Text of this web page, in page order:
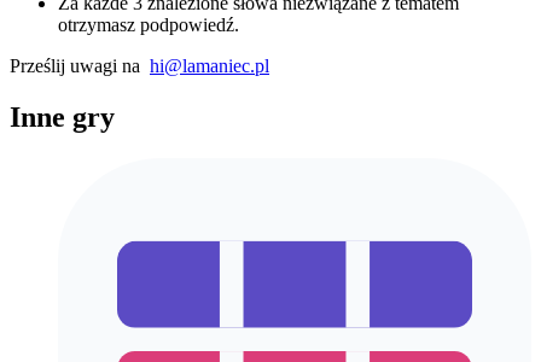
otrzymasz podpowiedź.
Prześlij uwagi na hi@lamaniec.pl
Inne gry